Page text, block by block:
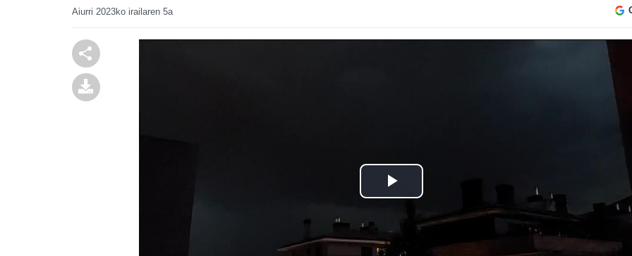
Aiurri 2023ko irailaren 5a